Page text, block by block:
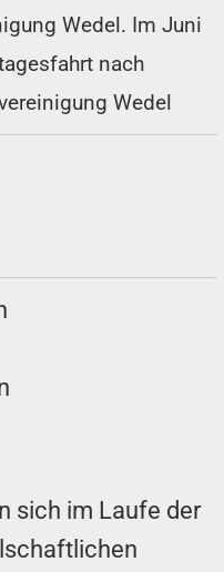
Wedel. Im Juni
nach
Wedel
sich im Laufe der